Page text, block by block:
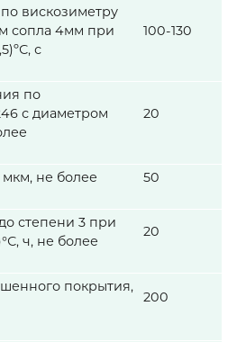
вискозиметру
сопла 4мм при
с
100-130
по
с диаметром
20
не более 50
степени 3 при
ч, не более
20
покрытия,
200